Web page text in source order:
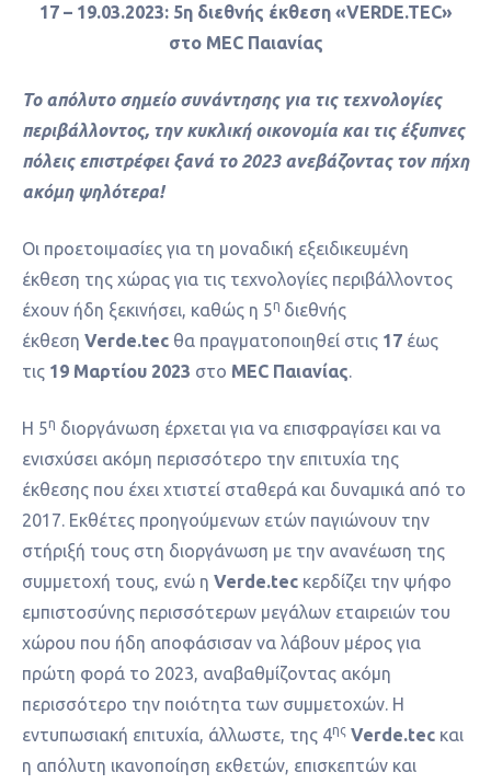
17 – 19.03.2023: 5η διεθνής έκθεση «VERDE.TEC»
στο MEC Παιανίας
Το απόλυτο σημείο συνάντησης για τις τεχνολογίες
περιβάλλοντος, την κυκλική οικονομία και τις έξυπνες
πόλεις επιστρέφει ξανά το 2023 ανεβάζοντας τον πήχη
ακόμη ψηλότερα!
Οι προετοιμασίες για τη μοναδική εξειδικευμένη
έκθεση της χώρας για τις τεχνολογίες περιβάλλοντος
έχουν ήδη ξεκινήσει, καθώς η 5η διεθνής
έκθεση Verde.tec θα πραγματοποιηθεί στις 17 έως
τις 19 Μαρτίου 2023 στο MEC Παιανίας
Η 5η διοργάνωση έρχεται για να επισφραγίσει και να
ενισχύσει ακόμη περισσότερο την επιτυχία της
έκθεσης που έχει χτιστεί σταθερά και δυναμικά από το
2017. Εκθέτες προηγούμενων ετών παγιώνουν την
στήριξή τους στη διοργάνωση με την ανανέωση της
συμμετοχή τους, ενώ η Verde.tec κερδίζει την ψήφο
εμπιστοσύνης περισσότερων μεγάλων εταιρειών του
χώρου που ήδη αποφάσισαν να λάβουν μέρος για
πρώτη φορά το 2023, αναβαθμίζοντας ακόμη
περισσότερο την ποιότητα των συμμετοχών. Η
εντυπωσιακή επιτυχία, άλλωστε, της 4ης Verde.tec και
η απόλυτη ικανοποίηση εκθετών, επισκεπτών και